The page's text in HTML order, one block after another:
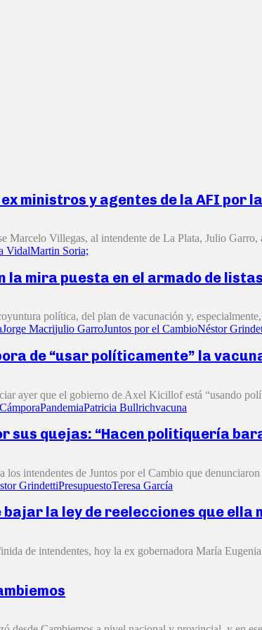
ministros y agentes de la AFI por
Marcelo Villegas, al intendente de La Plata, Julio
VidalMartin Soria;
la mira puesta en el armado de listas
política, del plan de vacunación y,
Jorge Macrijulio GarroJuntos por el CambioNéstor
de “usar políticamente” la
ayer que el gobierno de Axel Kicillof está “usando
PandemiaPatricia Bullrichvacuna
sus quejas: “Hacen politiquería
intendentes de Juntos por el Cambio que
GrindettiPresupuestoTeresa García
la ley de reelecciones que ella
de intendentes, hoy la ex gobernadora María